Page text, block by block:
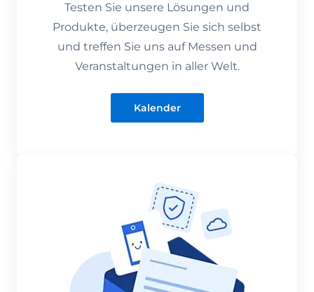
Testen Sie unsere Lösungen und
Produkte, überzeugen Sie sich selbst
und treffen Sie uns auf Messen und
Veranstaltungen in aller Welt.
Kalender